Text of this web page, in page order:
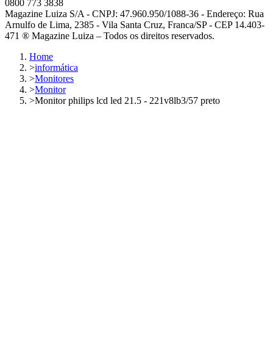
0800 773 3838
Magazine Luiza S/A - CNPJ: 47.960.950/1088-36 - Endereço: Rua
Arnulfo de Lima, 2385 - Vila Santa Cruz, Franca/SP - CEP 14.403-
471 ® Magazine Luiza – Todos os direitos reservados.
Home
>informática
>Monitores
>Monitor
>Monitor philips lcd led 21.5 - 221v8lb3/57 preto